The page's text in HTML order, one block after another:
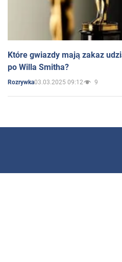
Które gwiazdy mają zakaz
po Willa Smitha?
Rozrywka03.03.2025 09:12 9